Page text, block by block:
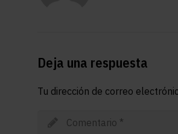
Deja una respuesta
Tu dirección de correo